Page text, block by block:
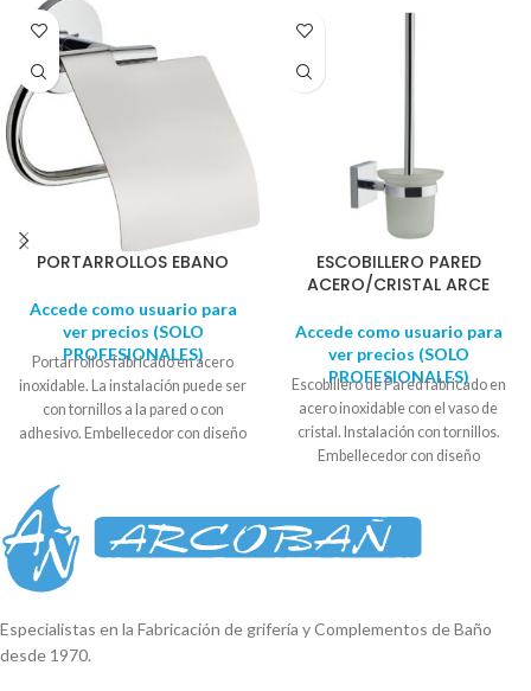
PORTARROLLOS EBANO
Accede como usuario para
ver precios (SOLO
PROFESIONALES)
Portarrollos fabricado en acero
inoxidable. La instalación puede ser
con tornillos a la pared o con
adhesivo. Embellecedor con diseño
expositora. Diámetro soporte: 5,5
ESCOBILLERO PARED
ACERO/CRISTAL ARCE
Accede como usuario para
ver precios (SOLO
PROFESIONALES)
Escobillero de Pared fabricado en
acero inoxidable con el vaso de
cristal. Instalación con tornillos.
Embellecedor con diseño
x 5cm Alto total: 37,2cm. Ancho
vaso: 11,5cm
vídeo
Especialistas en la Fabricación de grifería y Complementos de Baño
desde 1970.